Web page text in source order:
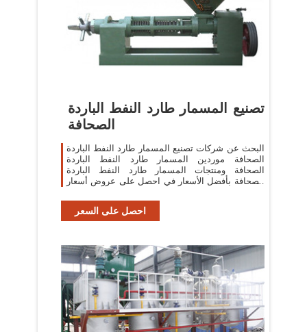
تصنيع المسمار طارد النفط الباردة
الصحافة
البحث عن شركات تصنيع المسمار طارد النفط الباردة
الصحافة موردين المسمار طارد النفط الباردة
الصحافة ومنتجات المسمار طارد النفط الباردة
الصحافة بأفضل الأسعار في احصل على عروض أسعار
احصل على السعر